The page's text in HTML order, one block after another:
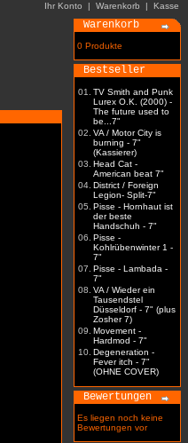
Ihr Konto | Warenkorb | Kasse
Warenkorb
0 Produkte
Bestseller
01.
TV Smith and Punk
Lurex O.K. (2000) -
The future used to
be...7"
02. VA / Motor City is
burning - 7"
(Kassierer)
03. Head Cat -
American beat 7"
04. District / Foreign
Legion- Split-7"
05. Pisse - Hornhaut ist
der beste
Handschuh - 7"
06. Pisse -
Kohlrübenwinter 1 -
7"
07. Pisse - Lambada -
7"
08. VA / Wieder ein
Tausendstel
Düsseldorf - 7" (plus
Zosher 7)
09. Movement -
Hardmod - 7"
10. Degeneration -
Fever itch - 7"
(OHNE COVER)
Bewertungen
Es liegen noch keine
Bewertungen vor